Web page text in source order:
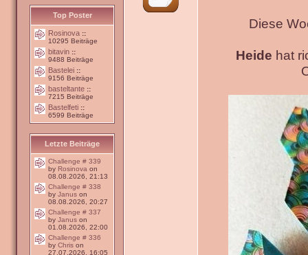
Top Poster
Rosinova ::
10295 Beiträge
bitavin ::
9488 Beiträge
Bastelei ::
9156 Beiträge
basteltante ::
7215 Beiträge
Bastelfeti ::
6599 Beiträge
Letzte Beiträge
Challenge # 339
by Rosinova on
08.08.2026, 21:13
Challenge # 338
by Janus on
08.08.2026, 20:27
Challenge # 337
by Janus on
01.08.2026, 22:00
Challenge # 336
by Chris on
27.07.2026, 16:05
Diese
Heide hat